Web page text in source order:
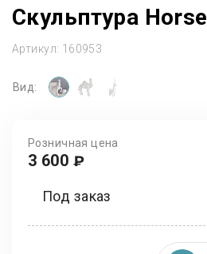
Скульптура Horse
Артикул: 160953
Вид:
Розничная цена
3 600 ₽
Под заказ